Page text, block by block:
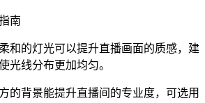
南
和的灯光可以提升直播画面的质感，建
光线分布更加均匀。
的背景能提升直播间的专业度，可选用